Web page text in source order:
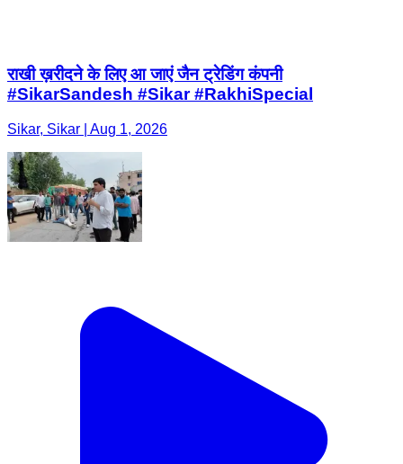
राखी ख़रीदने के लिए आ जाएं जैन ट्रेडिंग कंपनी
#SikarSandesh #Sikar #RakhiSpecial
Sikar, Sikar | Aug 1, 2026